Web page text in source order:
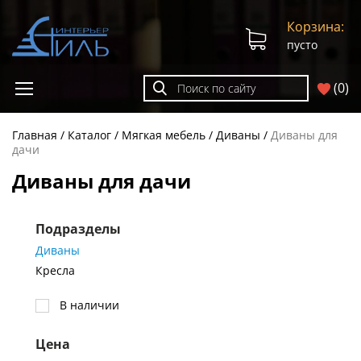
(0)
Корзина:
пусто
Главная Каталог Мягкая мебель Диваны
Диваны для
дачи
Диваны для дачи
Подразделы
Диваны
Кресла
В наличии
Цена